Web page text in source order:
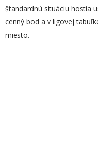
štandardnú situáciu hostia
cenný bod a v ligovej
miesto.